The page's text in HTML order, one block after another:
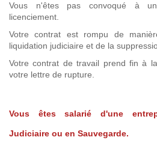
Vous n'êtes pas convoqué à
licenciement.
Votre contrat est rompu de
liquidation judiciaire et de la
Votre contrat de travail prend fin à
votre lettre de rupture.
Vous êtes salarié d'une
Judiciaire ou en Sauvegarde.